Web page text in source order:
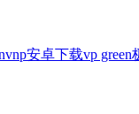
安卓下载vp